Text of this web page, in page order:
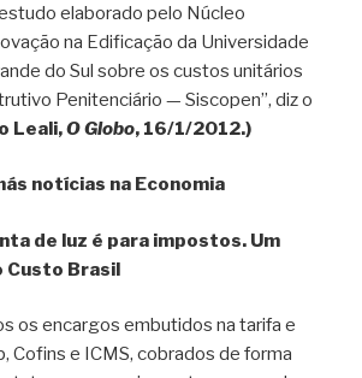
elaborado pelo Núcleo
na Edificação da Universidade
do Sul sobre os custos unitários
Penitenciário — Siscopen”, diz o
Leali,O Globo, 16/1/2012.)
notícias na Economia
de luz é para impostos. Um
Custo Brasil
os encargos embutidos na tarifa e
Cofins e ICMS, cobrados de forma